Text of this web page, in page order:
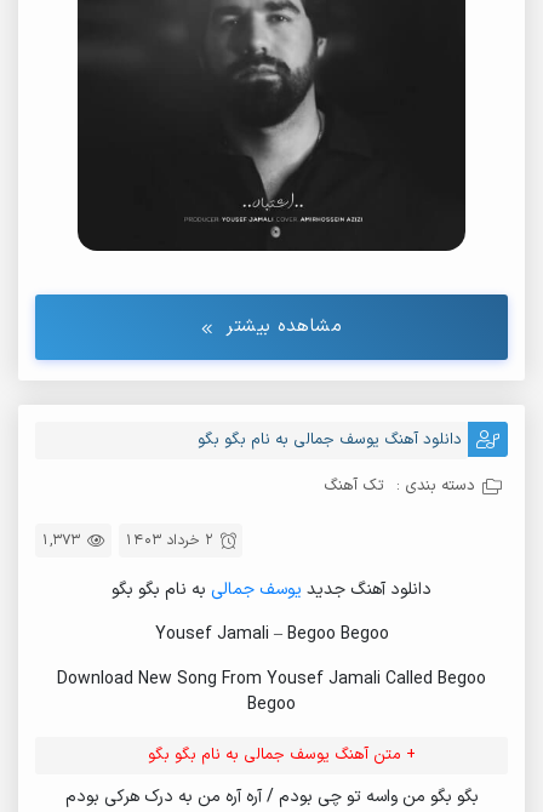
مشاهده بیشتر
دانلود آهنگ یوسف جمالی به نام بگو بگو
دسته بندی : تک آهنگ
1,373 2 خرداد 1403
دانلود آهنگ جدید یوسف جمالی به نام بگو بگو
Yousef Jamali – Begoo Begoo
Download New Song From Yousef Jamali Called Begoo
Begoo
+ متن آهنگ یوسف جمالی به نام بگو بگو
بگو بگو من واسه تو چی بودم / آره آره من به درک هرکی بودم